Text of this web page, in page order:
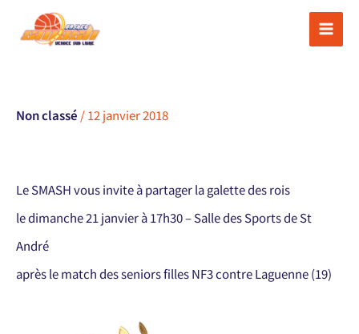
Non classé /12 janvier 2018
Le SMASH vous invite à partager la galette des rois
le dimanche 21 janvier à 17h30 – Salle des Sports de St
André
après le match des seniors filles NF3 contre Laguenne (19)